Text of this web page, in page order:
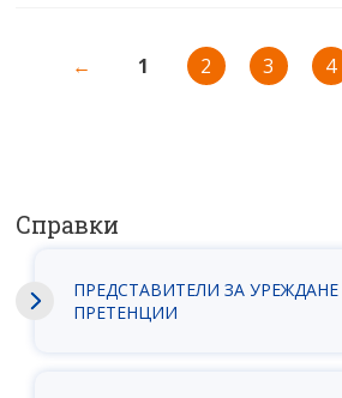
← 1 2 3 4
Справки
ПРЕДСТАВИТЕЛИ ЗА
ПРЕТЕНЦИИ